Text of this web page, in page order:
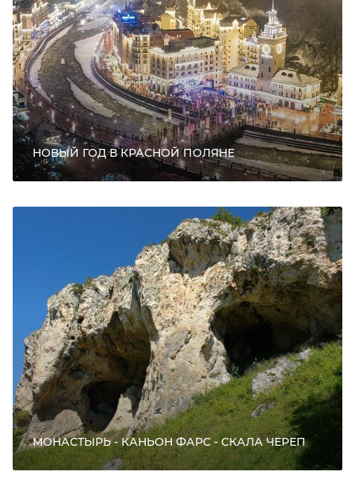
НОВЫЙ ГОД В КРАСНОЙ ПОЛЯНЕ
МОНАСТЫРЬ - КАНЬОН ФАРС - СКАЛА ЧЕРЕП